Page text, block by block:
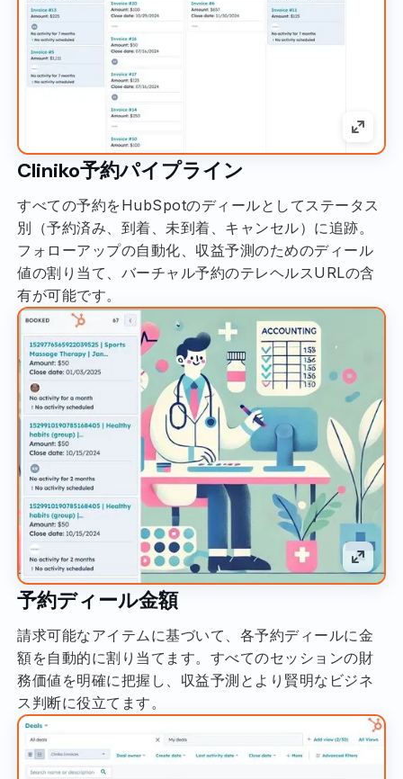
Cliniko予約パイプライン
すべての予約をHubSpotのディールとしてステータス
別（予約済み、到着、未到着、キャンセル）に追跡。
フォローアップの自動化、収益予測のためのディール
値の割り当て、バーチャル予約のテレヘルスURLの含
有が可能です。
予約ディール金額
請求可能なアイテムに基づいて、各予約ディールに金
額を自動的に割り当てます。すべてのセッションの財
務価値を明確に把握し、収益予測とより賢明なビジネ
ス判断に役立てます。